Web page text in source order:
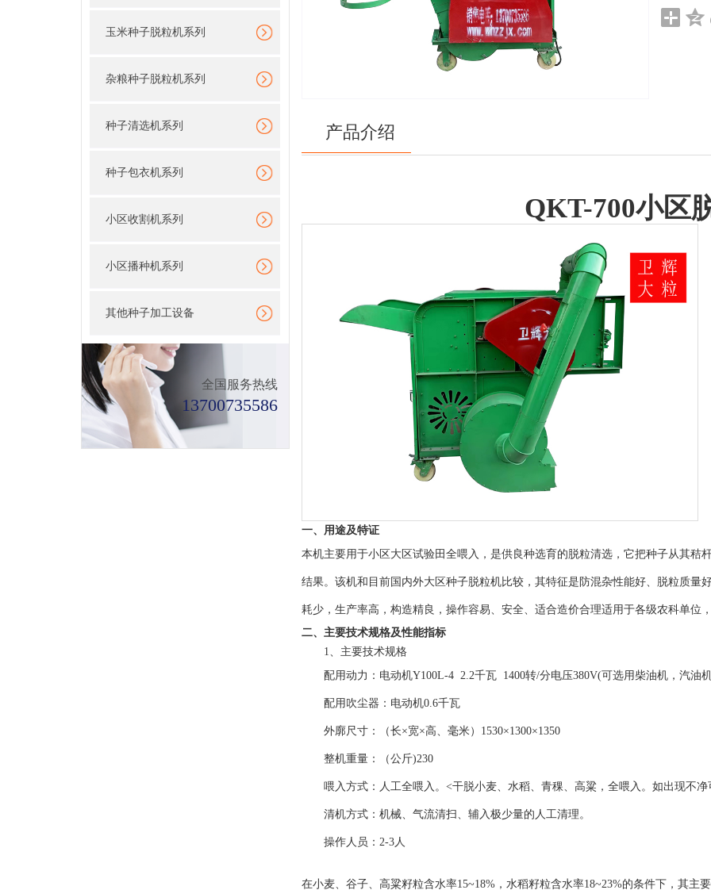
玉米种子脱粒机系列
杂粮种子脱粒机系列
种子清选机系列
种子包衣机系列
小区收割机系列
小区播种机系列
其他种子加工设备
全国服务热线
13700735586
产品介绍
QKT-700小区
一、 用途及特证
本机主要用于小区大区试验田全喂入，是供良种选育的脱粒清选， 它把种子从其秸
结果。该机和目前国 内外大区种子脱粒机比较， 其特征是防混杂性能好、脱粒质量
耗少， 生产率高 ， 构造精良， 操作容易、安全、适合造价合理适用于各级农科单位
二、主要技术规格及性能指标
1、主要技术规格
配用动力：电动机Y100L-4 2.2千瓦 1400转/分电压380V(可选用柴油机，汽油
配用吹尘器：电动机0.6千瓦
外廓尺寸：（长×宽×高、毫米）1530×1300×1350
整机重量：（公斤)230
喂 入方式：人工全喂入。 <干脱小麦、水稻、青稞、高粱， 全喂入 。如出现不
清机方式：机械、气流清扫、辅入极少量的人工清理。
操作人员： 2-3人
在小麦、谷子、高粱籽粒含水率15~18%，水稻籽粒含水率18~23%的条件下，其主